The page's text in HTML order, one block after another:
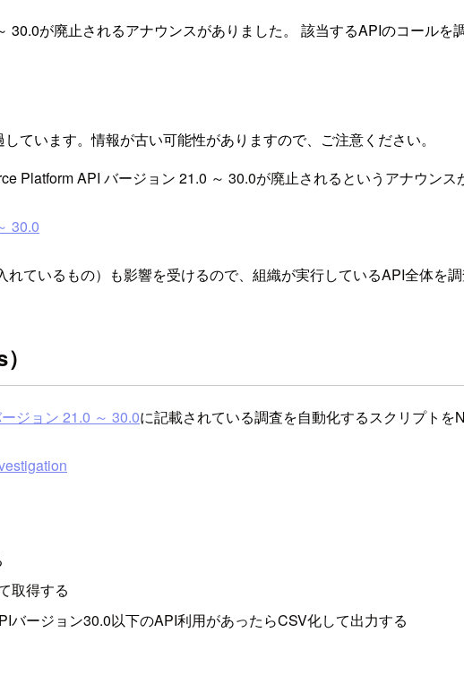
30.0が廃止されるアナウンスがありました。 該当するAPIのコールを
ています。情報が古い可能性がありますので、ご注意ください。
Platform API バージョン 21.0 ～ 30.0が廃止されるというアナウンス
30.0
ているもの）も影響を受けるので、組織が実行しているAPI全体を調
ジョン 21.0 ～ 30.0に記載されている調査を自動化するスクリプトを
取得する
バージョン30.0以下のAPI利用があったらCSV化して出力する